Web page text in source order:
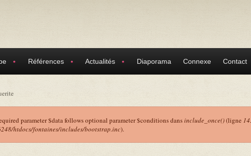
Références Actualités Diaporama Connexe Contact
parameter $data follows optional parameter $conditions dansinclude_once()(ligne
htdocs/fontaines/includes/bootstrap.inc).